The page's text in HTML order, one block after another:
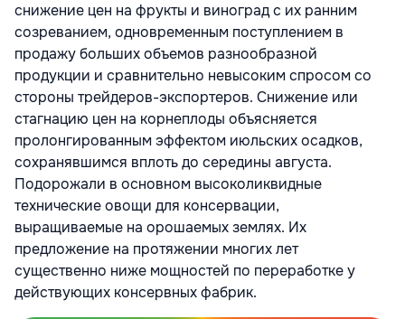
снижение цен на фрукты и виноград с их ранним
созреванием, одновременным поступлением в
продажу больших объемов разнообразной
продукции и сравнительно невысоким спросом со
стороны трейдеров-экспортеров. Снижение или
стагнацию цен на корнеплоды объясняется
пролонгированным эффектом июльских осадков,
сохранявшимся вплоть до середины августа.
Подорожали в основном высоколиквидные
технические овощи для консервации,
выращиваемые на орошаемых землях. Их
предложение на протяжении многих лет
существенно ниже мощностей по переработке у
действующих консервных фабрик.